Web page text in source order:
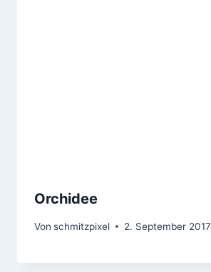
Orchidee
Von schmitzpixel 2. September 2017